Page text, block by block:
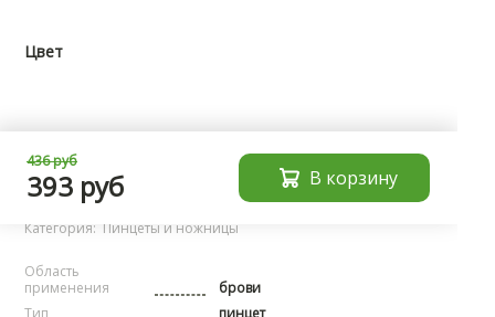
Цвет
Характеристики
Бренд:
noName
Категория: Пинцеты и ножницы
Область
применения
брови
Тип
пинцет
436 руб
393 руб В корзину